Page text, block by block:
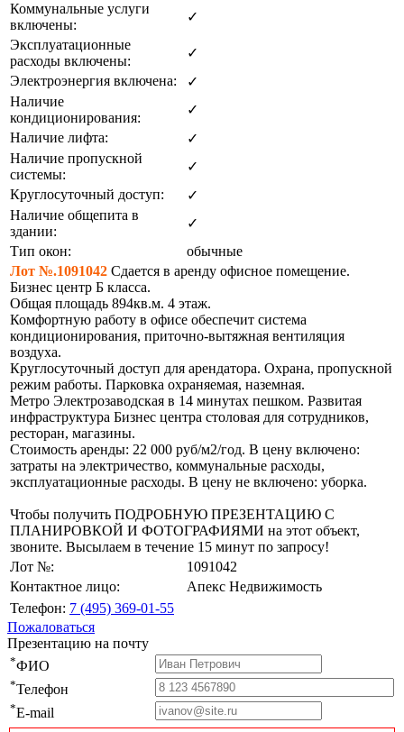
Коммунальные услуги
включены:
✓
Эксплуатационные
расходы включены:
✓
Электроэнергия включена:
✓
Наличие
кондиционирования:
✓
Наличие лифта:
✓
Наличие пропускной
системы:
✓
Круглосуточный доступ:
✓
Наличие общепита в
здании:
✓
Тип окон:
обычные
Лот №.1091042 Сдается в аренду офисное помещение.
Бизнес центр Б класса.
Общая площадь 894кв.м. 4 этаж.
Комфортную работу в офисе обеспечит система
кондиционирования, приточно-вытяжная вентиляция
воздуха.
Круглосуточный доступ для арендатора. Охрана, пропускной
режим работы. Парковка охраняемая, наземная.
Метро Электрозаводская в 14 минутах пешком. Развитая
инфраструктура Бизнес центра столовая для сотрудников,
ресторан, магазины.
Стоимость аренды: 22 000 руб/м2/год. В цену включено:
затраты на электричество, коммунальные расходы,
эксплуатационные расходы. В цену не включено: уборка.
Чтобы получить ПОДРОБНУЮ ПРЕЗЕНТАЦИЮ С
ПЛАНИРОВКОЙ И ФОТОГРАФИЯМИ на этот объект,
звоните. Высылаем в течение 15 минут по запросу!
Лот №:
1091042
Контактное лицо:
Апекс Недвижимость
Телефон: 7 (495) 369-01-55
Пожаловаться
Презентацию на почту
*ФИО
*Телефон
*E-mail